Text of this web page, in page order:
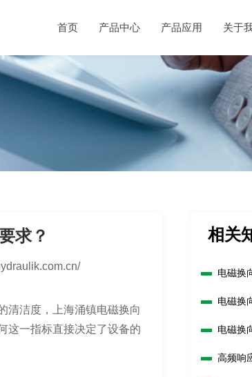
首页 产品中心 产品应用 关于
求？
清洁度，上海涌镇电磁换向
这一指标直接决定了设备的
相关
电磁换
电磁换
电磁换
高频响